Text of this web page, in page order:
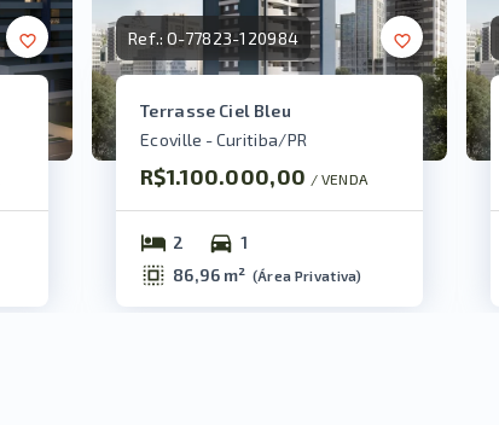
Ref.:O-77823-120984
Terrasse Ciel Bleu
Ecoville - Curitiba/PR
R$1.100.000,00 / VENDA
2
1
86,96 m² (Área Privativa)